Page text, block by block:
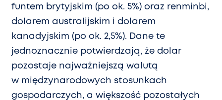
funtem brytyjskim (po ok. 5%) oraz renminbi,
dolarem australijskim i dolarem
kanadyjskim (po ok. 2,5%). Dane te
jednoznacznie potwierdzają, że dolar
pozostaje najważniejszą walutą
w międzynarodowych stosunkach
gospodarczych, a większość pozostałych